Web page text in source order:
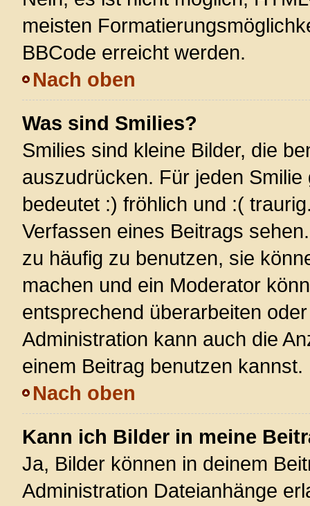
meisten
BBCode erreicht werden.
Nach oben
Was sind Smilies?
Smilies sind kleine Bilder, die
auszudrücken. Für jeden
bedeutet :) fröhlich und :(
Verfassen eines Beitrags
zu häufig zu benutzen, sie
machen und ein Moderator
entsprechend überarbeiten
Administration kann auch die
einem Beitrag benutzen kannst.
Nach oben
Kann ich Bilder in meine
Ja, Bilder können in deinem
Administration Dateianhänge